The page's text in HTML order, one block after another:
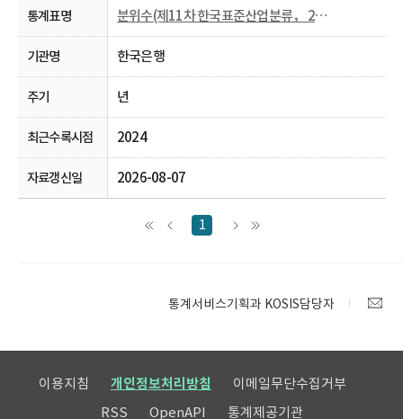
분위수(제11차 한국표준산업분류， 2013~)
한국은행
년
2024
2026-08-07
1
통계서비스기획과 KOSIS담당자
이용지침 개인정보처리방침
이메일무단수집거부
RSS
OpenAPI 통계제공기관